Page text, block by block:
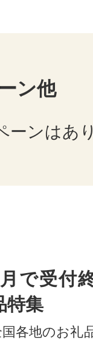
ン他
ーンはあ
で受付
特集
各地のお礼